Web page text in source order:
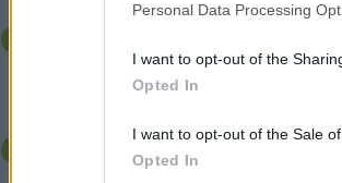
Personal Data Processing
I want to opt-out of the
Opted In
I want to opt-out of the Sale
Opted In
Die Creme gleichmäßig auf dem Kuchen
Wasser erhitzen und die Schokoladenglasur in
einer Schüssel in diesem Wasserbad schmelzen
Die Schokoglasur großzügig auf der
Puddingcreme verteilen und zügig glatt
streichen. Anschließend die Donauwellen-